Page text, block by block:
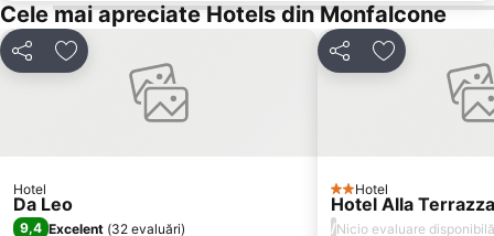
Cele mai apreciate Hotels din Monfalcone
DistribuițiAdăugaţi la favorite
Hotel
Da Leo
9,4 Excelent (32 evaluări)
DistribuițiAdăugaţi la
2 Stele
Hotel
Hotel Alla Terrazza
/Nicio evaluare disponibilă